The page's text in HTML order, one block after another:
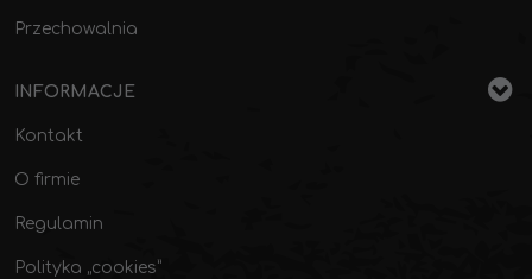
Przechowalnia
INFORMACJE
Kontakt
O firmie
Regulamin
Polityka „cookies”